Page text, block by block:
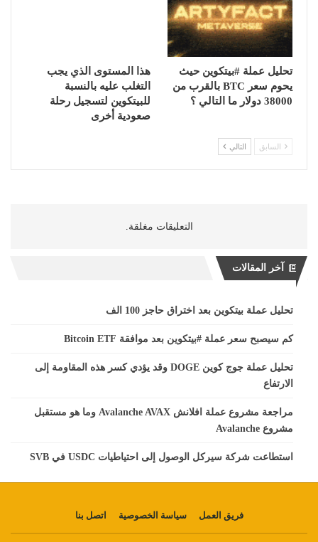
تحليل عملة #بيتكوين حيث
يحوم سعر BTC بالقرب من
38000 دولار ما التالي ؟
هذا المستوى الذي يجب
التغلب عليه بالنسبة
للبيتكوين لتسجيل رحلة
صعودية أخرى
السابق التالي
التعليقات مغلقة.
آخر المقالات
تحليل عملة بيتكوين بعد اختراق حاجز 100 الف
كم سيصبح سعر عملة #بيتكوين بعد موافقة Bitcoin ETF
تحليل عملة جوج كوين DOGE وقد يؤدي كسر هذه المقاومة إلى
الارتفاع
مراجعة مشروع عملة افلانش Avalanche AVAX وما هو مستقبل
مشروع Avalanche
استطاعت شركة سيركل الوصول إلى احتياطيات USDC في SVB
فريق العمل سياسة الخصوصية اتصل بنا